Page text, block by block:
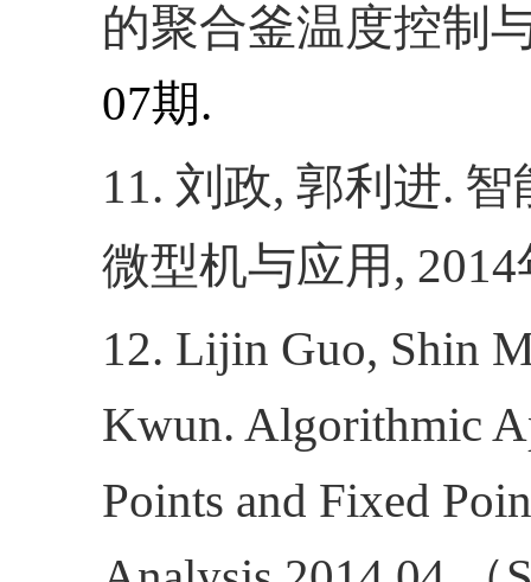
的聚合釜温度控制
07期.
11. 刘政, 郭利进. 智
微型机与应用 , 2014
12. Lijin Guo, Shin
Kwun. Algorithmic
Points and Fixed